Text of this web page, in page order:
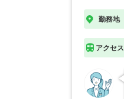
勤務地
アクセス